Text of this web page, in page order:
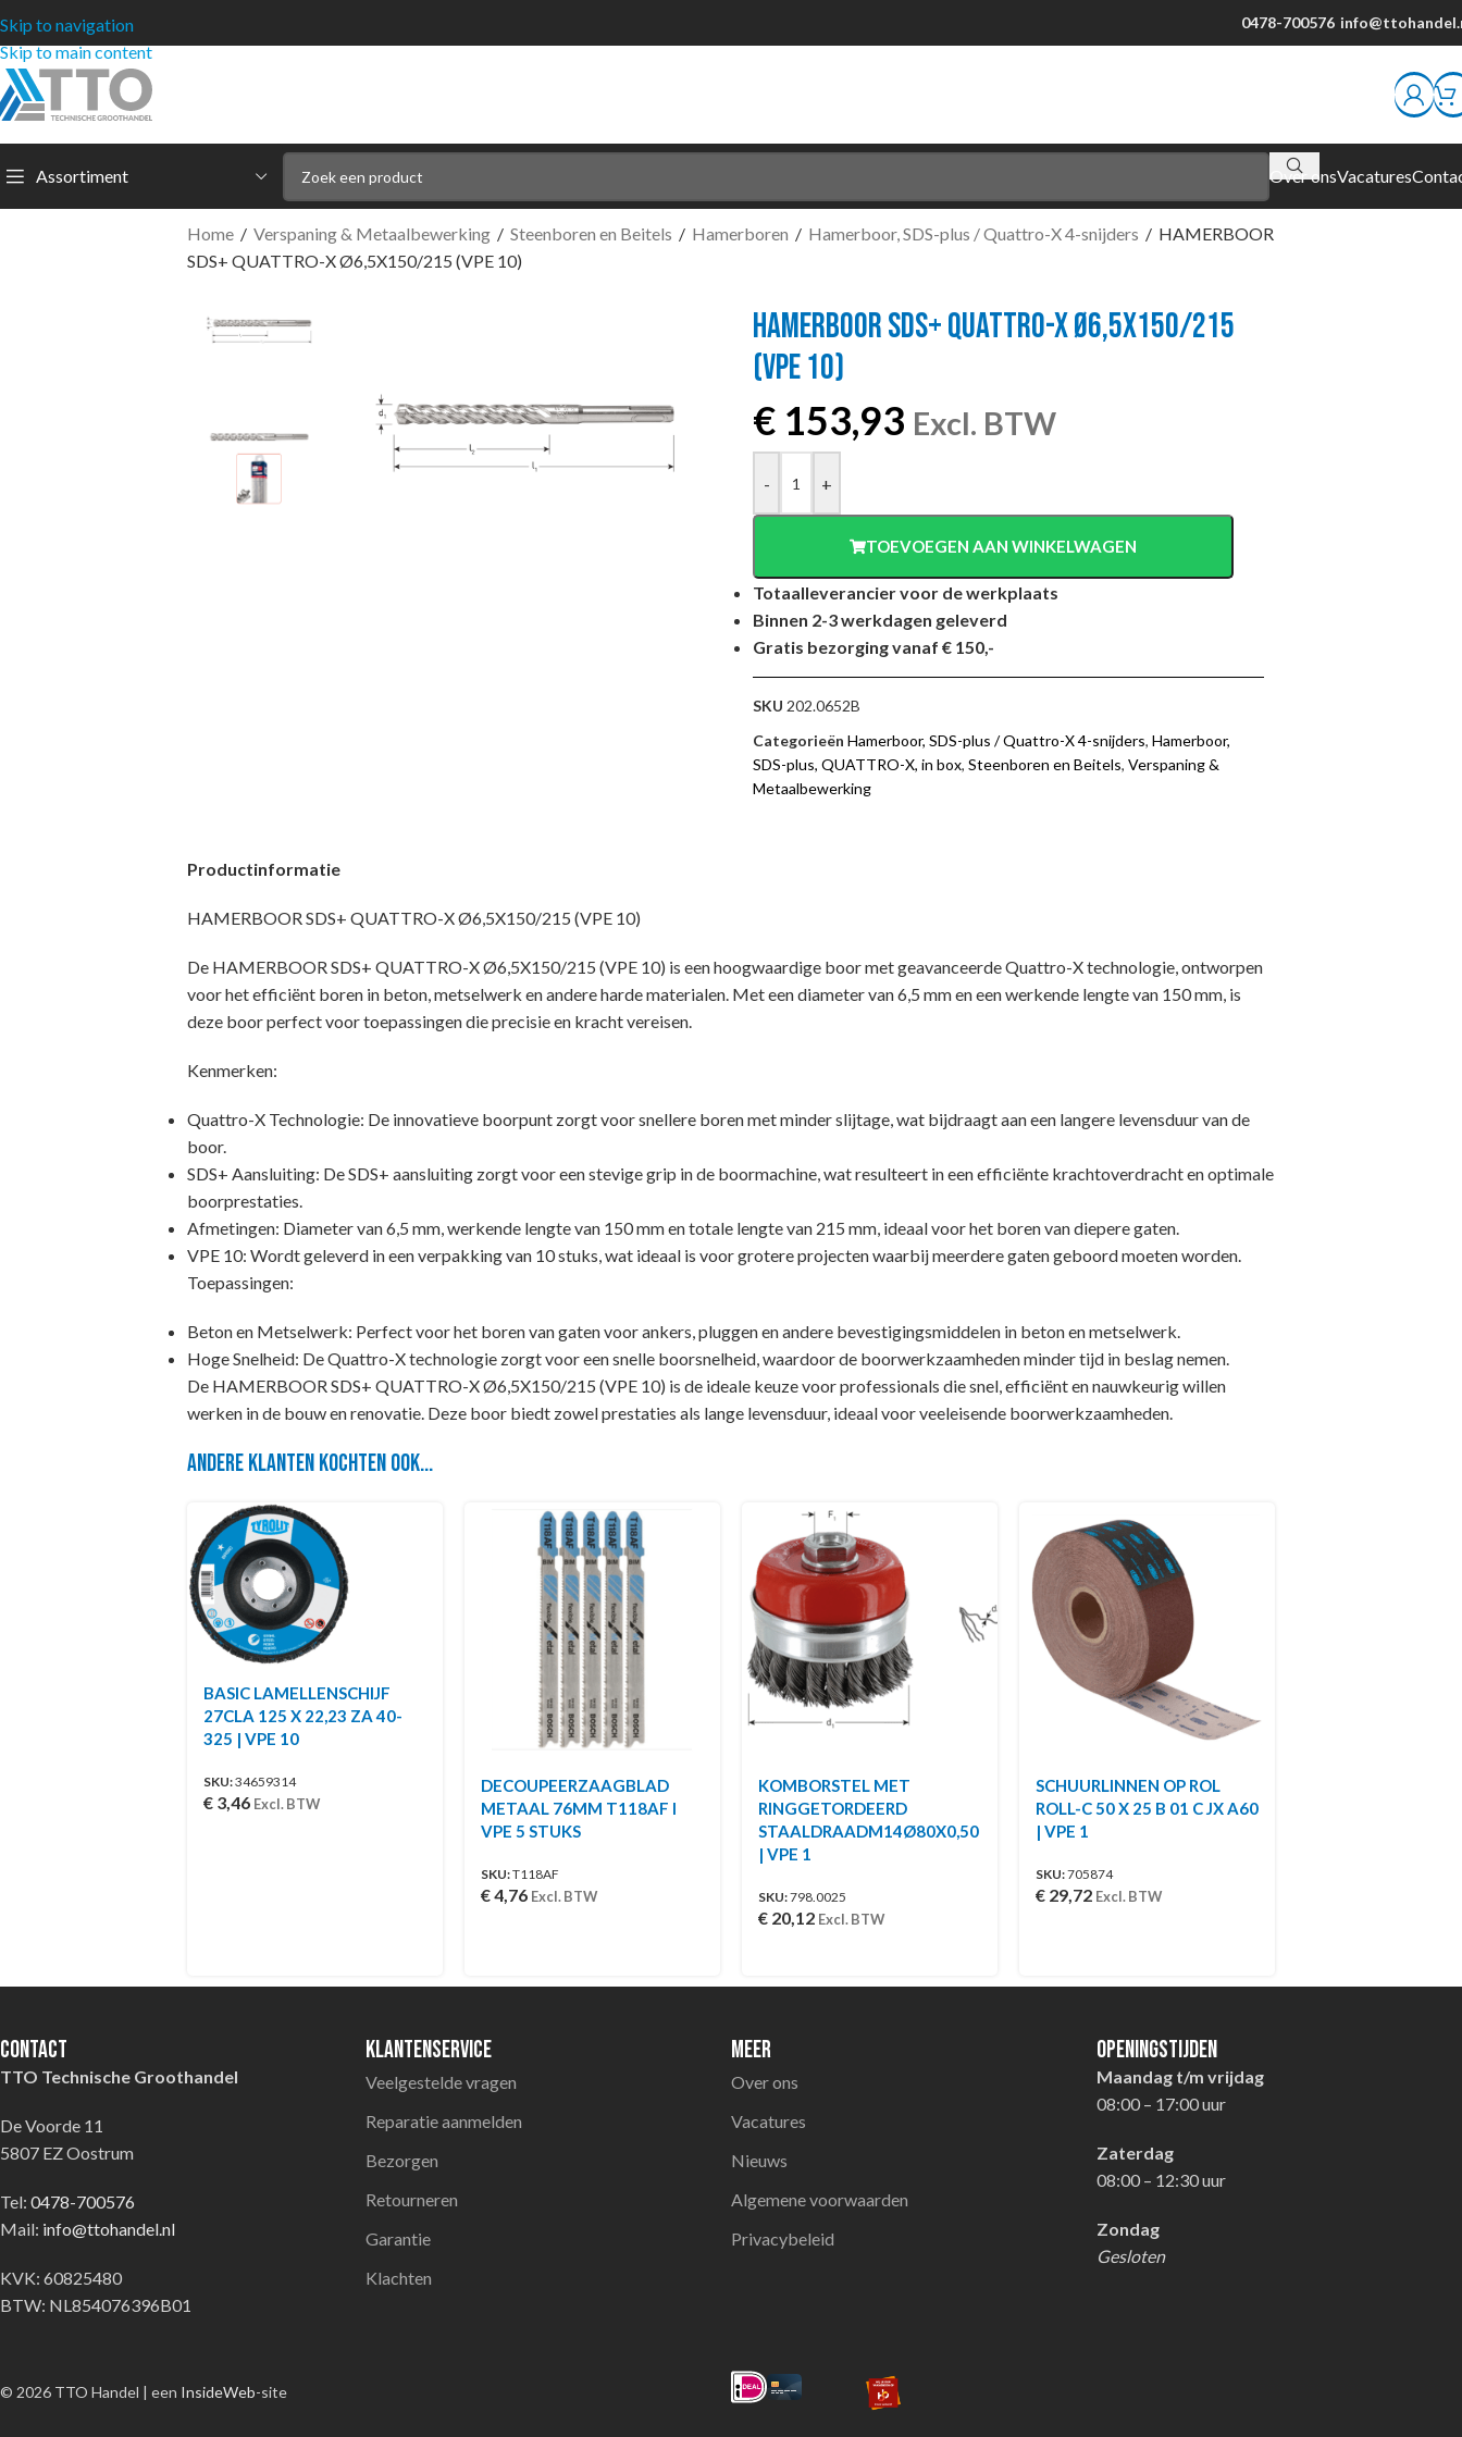
Skip to navigation
Skip to main content
0478-700576
Assortiment Over onsVacatures
Home / Verspaning & Metaalbewerking / Steenboren en Beitels / Hamerboren / Hamerboor, SDS-plus / Quattro-X 4-snijders / HAMERBOOR
SDS+ QUATTRO-X Ø6,5X150/215 (VPE 10)
HAMERBOOR SDS+ QUATTRO-X Ø6,5X150/215
(VPE 10)
€ 153,93 Excl. BTW
- +
TOEVOEGEN AAN WINKELWAGEN
Totaalleverancier voor de werkplaats
Binnen 2-3 werkdagen geleverd
Gratis bezorging vanaf € 150,-
SKU 202.0652B
Categorieën Hamerboor, SDS-plus / Quattro-X 4-snijders, Hamerboor,
SDS-plus, QUATTRO-X, in box, Steenboren en Beitels, Verspaning &
Metaalbewerking
Productinformatie
HAMERBOOR SDS+ QUATTRO-X Ø6,5X150/215 (VPE 10)
De HAMERBOOR SDS+ QUATTRO-X Ø6,5X150/215 (VPE 10) is een hoogwaardige boor met geavanceerde Quattro-X technologie, ontworpen
voor het efficiënt boren in beton, metselwerk en andere harde materialen. Met een diameter van 6,5 mm en een werkende lengte van 150 mm, is
deze boor perfect voor toepassingen die precisie en kracht vereisen.
Kenmerken:
Quattro-X Technologie: De innovatieve boorpunt zorgt voor snellere boren met minder slijtage, wat bijdraagt aan een langere levensduur van de
boor.
SDS+ Aansluiting: De SDS+ aansluiting zorgt voor een stevige grip in de boormachine, wat resulteert in een efficiënte krachtoverdracht en optimale
boorprestaties.
Afmetingen: Diameter van 6,5 mm, werkende lengte van 150 mm en totale lengte van 215 mm, ideaal voor het boren van diepere gaten.
VPE 10: Wordt geleverd in een verpakking van 10 stuks, wat ideaal is voor grotere projecten waarbij meerdere gaten geboord moeten worden.
Toepassingen:
Beton en Metselwerk: Perfect voor het boren van gaten voor ankers, pluggen en andere bevestigingsmiddelen in beton en metselwerk.
Hoge Snelheid: De Quattro-X technologie zorgt voor een snelle boorsnelheid, waardoor de boorwerkzaamheden minder tijd in beslag nemen.
De HAMERBOOR SDS+ QUATTRO-X Ø6,5X150/215 (VPE 10) is de ideale keuze voor professionals die snel, efficiënt en nauwkeurig willen
werken in de bouw en renovatie. Deze boor biedt zowel prestaties als lange levensduur, ideaal voor veeleisende boorwerkzaamheden.
Andere klanten kochten ook...
BASIC LAMELLENSCHIJF
27CLA 125 X 22,23 ZA 40-
325 | VPE 10
SKU:34659314
€ 3,46 Excl. BTW
DECOUPEERZAAGBLAD
METAAL 76MM T118AF I
VPE 5 STUKS
SKU:T118AF
€4,76 Excl. BTW
KOMBORSTEL MET
RINGGETORDEERD
STAALDRAADM14Ø80X0,50
| VPE 1
SKU:798.0025
€ 20,12 Excl. BTW
SCHUURLINNEN OP ROL
ROLL-C 50 X 25 B 01 C JX A60
| VPE 1
SKU:705874
€ 29,72 Excl. BTW
Contact
TTO Technische Groothandel
De Voorde 11
5807 EZ Oostrum
Tel: 0478-700576
Mail: info@ttohandel.nl
KVK: 60825480
BTW: NL854076396B01
Klantenservice
Veelgestelde vragen
Reparatie aanmelden
Bezorgen
Retourneren
Garantie
Klachten
Meer
Over ons
Vacatures
Nieuws
Algemene voorwaarden
Privacybeleid
Openingstijden
Maandag t/m vrijdag
08:00 – 17:00 uur
Zaterdag
08:00 – 12:30 uur
Zondag
Gesloten
© 2026 TTO Handel | een InsideWeb-site